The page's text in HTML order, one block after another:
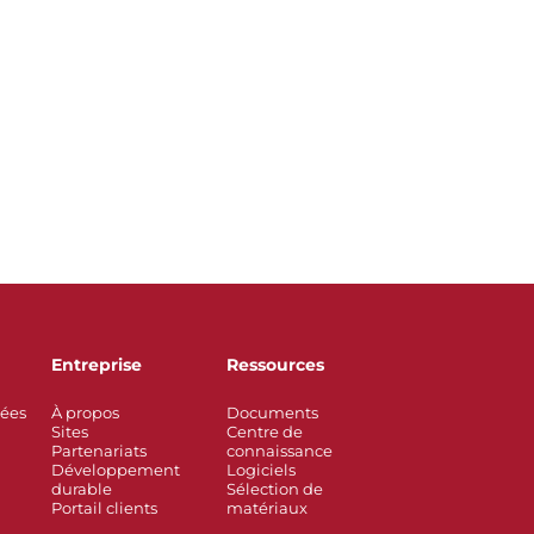
Entreprise
À propos
Sites
Partenariats
Développement
durable
Portail clients
Ressources
Documents
Centre de
connaissance
Logiciels
Sélection de
matériaux